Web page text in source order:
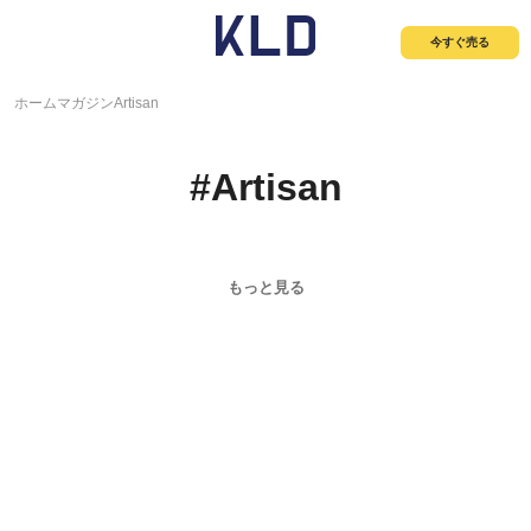
今すぐ売る
ホームマガジンArtisan
#Artisan
もっと見る